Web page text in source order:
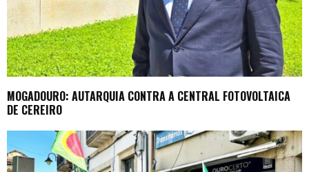
MOGADOURO: AUTARQUIA CONTRA A CENTRAL FOTOVOLTAICA
DE CEREIRO